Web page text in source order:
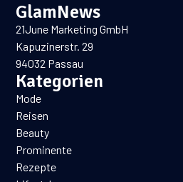
GlamNews
21June Marketing GmbH
Kapuzinerstr. 29
94032 Passau
Kategorien
Mode
Reisen
Beauty
Prominente
Rezepte